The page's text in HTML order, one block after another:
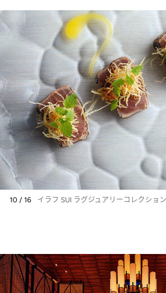
10 / 16 イラフ SUI ラグジュアリーコレクショ